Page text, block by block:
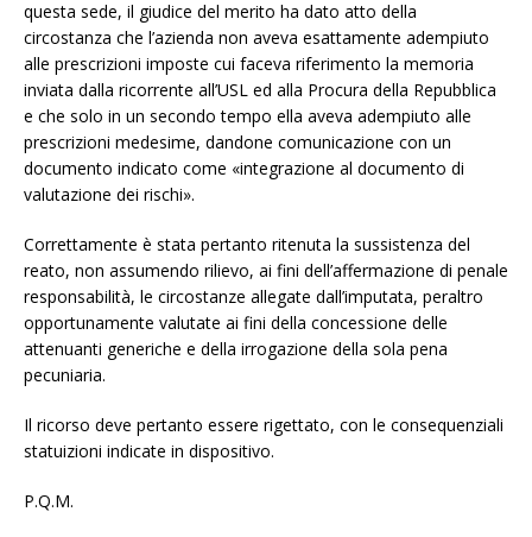
questa sede, il giudice del merito ha dato atto della
circostanza che l’azienda non aveva esattamente adempiuto
alle prescrizioni imposte cui faceva riferimento la memoria
inviata dalla ricorrente all’USL ed alla Procura della Repubblica
e che solo in un secondo tempo ella aveva adempiuto alle
prescrizioni medesime, dandone comunicazione con un
documento indicato come «integrazione al documento di
valutazione dei rischi».
Correttamente è stata pertanto ritenuta la sussistenza del
reato, non assumendo rilievo, ai fini dell’affermazione di penale
responsabilità, le circostanze allegate dall’imputata, peraltro
opportunamente valutate ai fini della concessione delle
attenuanti generiche e della irrogazione della sola pena
pecuniaria.
Il ricorso deve pertanto essere rigettato, con le consequenziali
statuizioni indicate in dispositivo.
P.Q.M.